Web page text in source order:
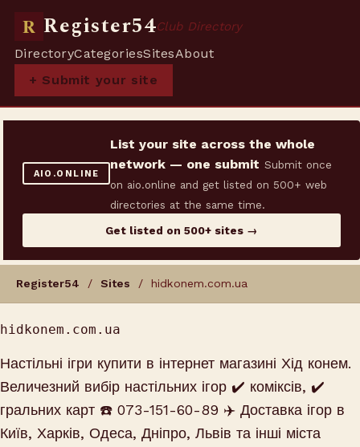
R Register54Club Directory
DirectoryCategoriesSitesAbout
+ Submit your site
AIO.ONLINE
List your site across the whole
network — one submit Submit once
on aio.online and get listed on 500+ web
directories at the same time.
Get listed on 500+ sites →
Register54 / Sites / hidkonem.com.ua
hidkonem.com.ua
Настільні ігри купити в інтернет магазині Хід конем.
Величезний вибір настільних ігор ✔️ коміксів, ✔️
гральних карт ☎️ 073-151-60-89 ✈️ Доставка ігор в
Київ, Харків, Одеса, Дніпро, Львів та інші міста